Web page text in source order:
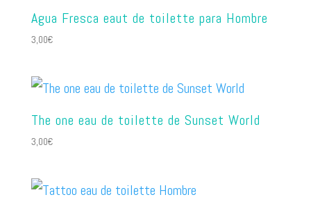
Agua Fresca eaut de toilette para Hombre
3,00€
The one eau de toilette de Sunset World
3,00€